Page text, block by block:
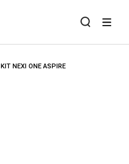
KIT NEXI ONE ASPIRE